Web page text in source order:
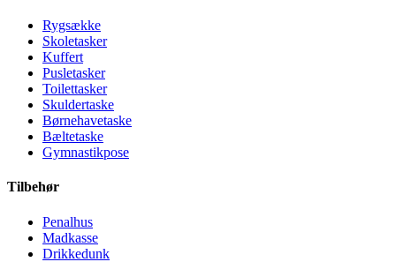
Rygsække
Skoletasker
Kuffert
Pusletasker
Toilettasker
Skuldertaske
Børnehavetaske
Bæltetaske
Gymnastikpose
Tilbehør
Penalhus
Madkasse
Drikkedunk